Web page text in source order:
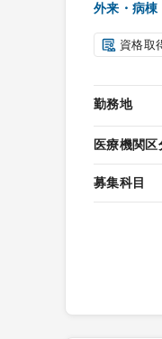
外来・病
資格取
勤務地
医療機関区
募集科目